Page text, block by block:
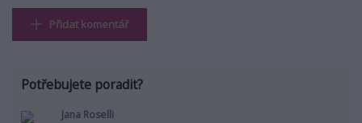
Přidat komentář
Potřebujete poradit?
Jana Roselli